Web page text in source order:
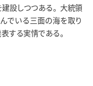
設しつつある。大統領
でいる三面の海を取り
する実情である。